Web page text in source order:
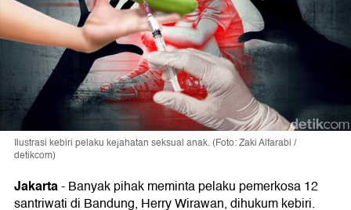
Ilustrasi kebiri pelaku kejahatan seksual anak. (Foto: Zaki Alfarabi /
detikcom)
Jakarta-Banyak pihak meminta pelaku pemerkosa 12
santriwati di Bandung, Herry Wirawan, dihukum kebiri.